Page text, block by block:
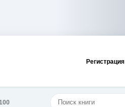
Регистрация